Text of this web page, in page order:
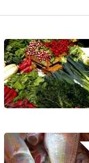
avokádót és a
intézkedés
déligyümölcs-